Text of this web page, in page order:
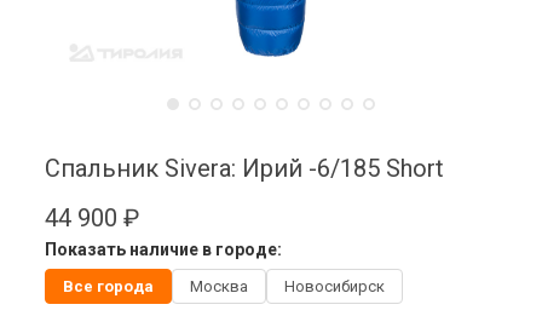
Спальник Sivera: Ирий -6/185 Short
44 900 ₽
Показать наличие в городе:
Все города Москва Новосибирск